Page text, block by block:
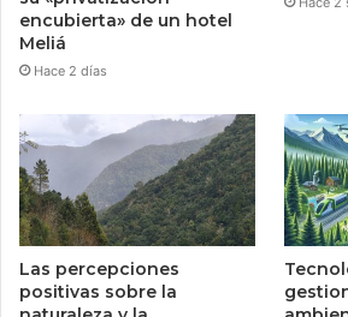
encubierta» de un hotel
Meliá
Hace 2 días
Las percepciones
positivas sobre la